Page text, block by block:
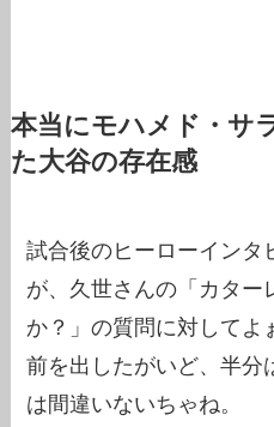
本当にモハメド・サ
た大谷の存在感
試合後のヒーローインタ
が、久世さんの「カター
か？」の質問に対してよ
前を出したがいど、半分
は間違いないちゃね。